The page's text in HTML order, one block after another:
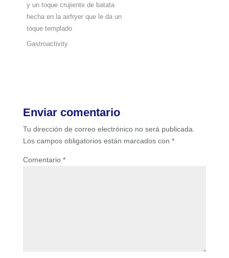
y un toque crujiente de batata
hecha en la airfryer que le da un
toque templado
Gastroactivity
Enviar comentario
Tu dirección de correo electrónico no será publicada.
Los campos obligatorios están marcados con *
Comentario *